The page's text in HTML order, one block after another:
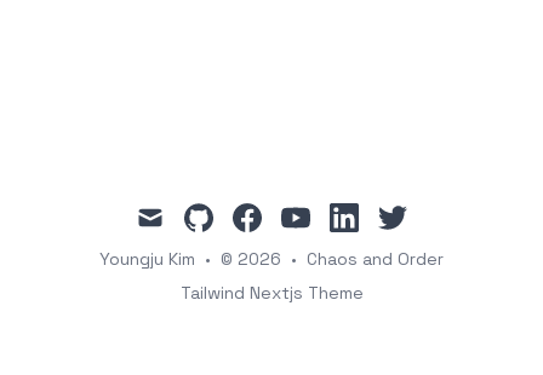
mail githubfacebookyoutubelinkedintwitter
Youngju Kim • © 2026 • Chaos and Order
Tailwind Nextjs Theme